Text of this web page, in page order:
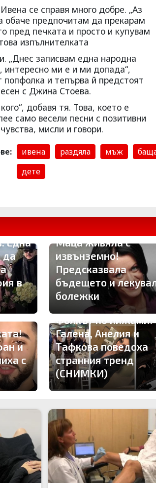
се справя много добре. „Аз
обаче предпочитам да прека­рам
пред печката и просто и купувам
изпълнителката
„Днес записвам една народна
ми е и ми допада“,
попфолка и тепърва й предстоят
с Джина Стоева.
доба­вя тя. Това, което е
само весели песни с позитивни
мисли и говори.
ивена раздяла мъж
дете
Една
да
в
Маца живяла с
извънземно!
Предсказвала
бъдещето и
болежки
и
с
Фолкът по пижами!
Галена, Анелия и
Тафкова поведоха
странния тренд
(СНИМКИ)